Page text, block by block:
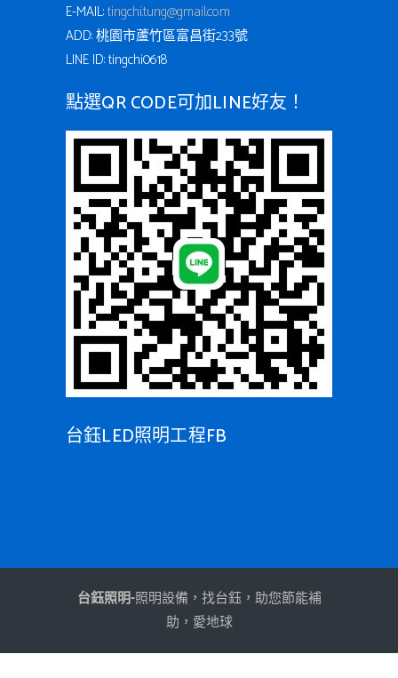
E-MAIL:tingchi.tung@gmail.com
ADD: 桃園市蘆竹區富昌街233號
LINE ID: tingchi0618
點選QR CODE可加LINE好友！
台鈺LED照明工程FB
台鈺照明-照明設備，找台鈺，助您節能補
助，愛地球